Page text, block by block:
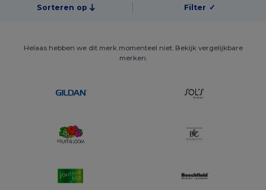
Sorteren op Filter ✓
Helaas hebben we dit merk momenteel niet. Bekijk vergelijkbare
merken.